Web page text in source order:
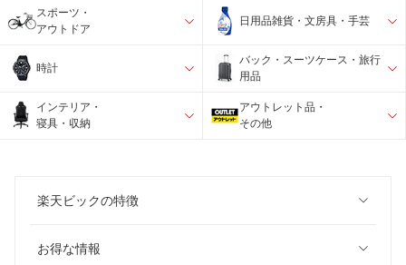
スポーツ・
アウトドア
日用品雑貨・文房具・手芸
時計
バック・スーツケース・旅行
用品
インテリア・
寝具・収納
アウトレット品・
その他
楽天ビックの特徴
お得な情報